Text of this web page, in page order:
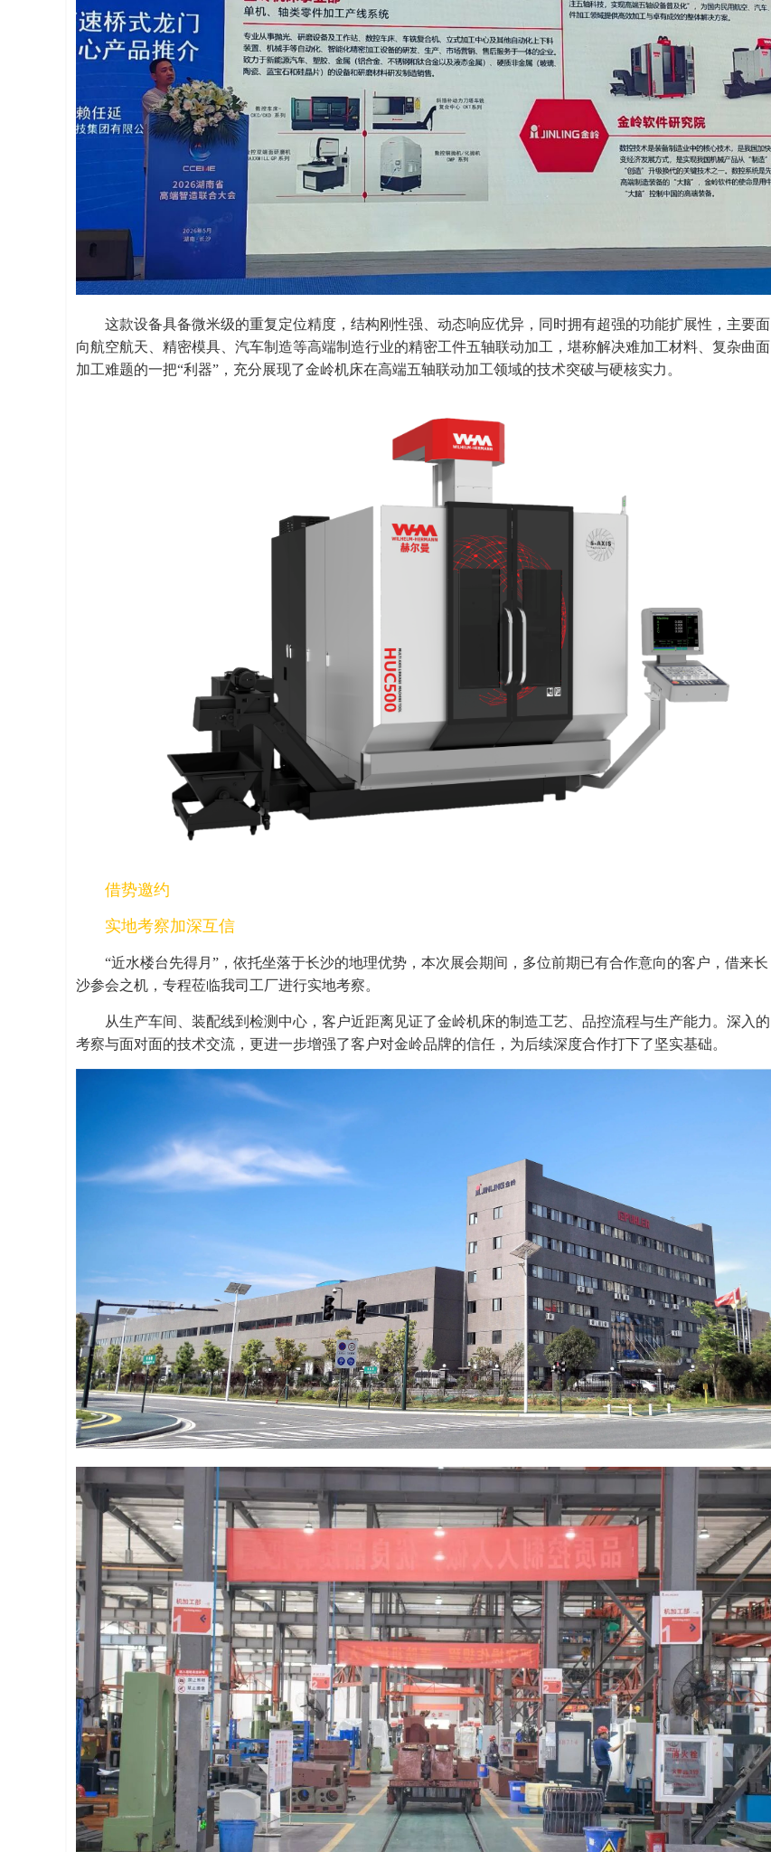
这款设备具备微米级的重复定位精度，结构刚性强、动态响应优异，同时拥有超强的功能扩展性，主要面
向航空航天、精密模具、汽车制造等高端制造行业的精密工件五轴联动加工，堪称解决难加工材料、复杂曲面
加工难题的一把“利器”，充分展现了金岭机床在高端五轴联动加工领域的技术突破与硬核实力。
借势邀约
实地考察加深互信
“近水楼台先得月”，依托坐落于长沙的地理优势，本次展会期间，多位前期已有合作意向的客户，借来长
沙参会之机，专程莅临我司工厂进行实地考察。
从生产车间、装配线到检测中心，客户近距离见证了金岭机床的制造工艺、品控流程与生产能力。深入的
考察与面对面的技术交流，更进一步增强了客户对金岭品牌的信任，为后续深度合作打下了坚实基础。